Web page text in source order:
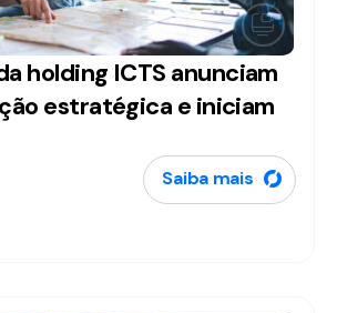
holding ICTS anunciam
estratégica e iniciam
Saiba mais